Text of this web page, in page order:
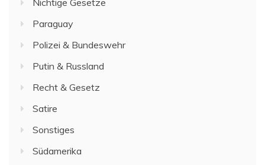
Paraguay
Polizei & Bundeswehr
Putin & Russland
Recht & Gesetz
Satire
Sonstiges
Südamerika